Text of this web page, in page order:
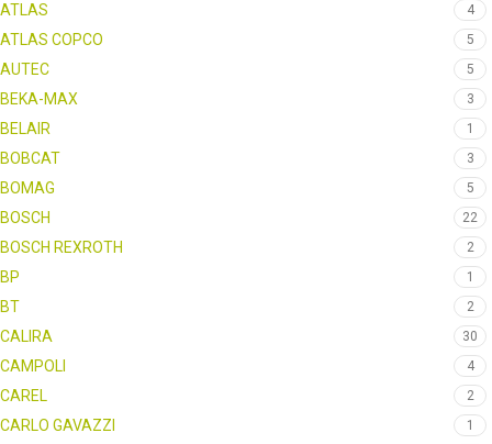
ATLAS 4
ATLAS COPCO 5
AUTEC 5
BEKA-MAX 3
BELAIR 1
BOBCAT 3
BOMAG 5
BOSCH 22
BOSCH REXROTH 2
BP 1
BT 2
CALIRA 30
CAMPOLI 4
CAREL 2
CARLO GAVAZZI 1